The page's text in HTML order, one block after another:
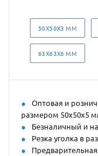
50Х50Х3 ММ
63Х63Х6 ММ
Оптовая и
размером 50х50х5
Безналичный и
Резка уголка в
Предварительная